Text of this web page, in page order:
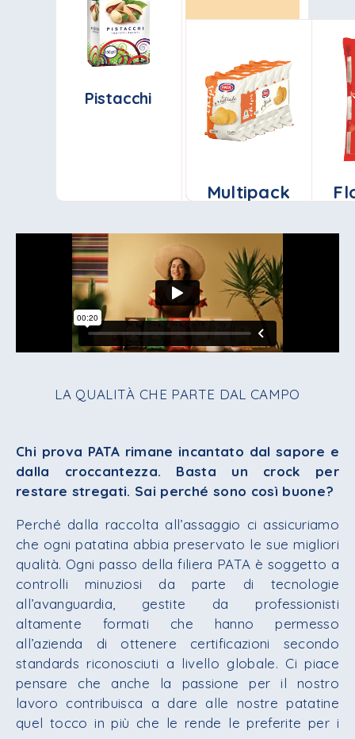
Pistacchi Misto salato
Multipack
LA QUALITÀ CHE PARTE DAL CAMPO
Chi prova PATA rimane incantato dal sapore e
dalla croccantezza. Basta un crock per
restare stregati. Sai perché sono così buone?
Perché dalla raccolta all’assaggio ci assicuriamo
che ogni patatina abbia preservato le sue migliori
qualità. Ogni passo della filiera PATA è soggetto a
controlli minuziosi da parte di tecnologie
all’avanguardia, gestite da professionisti
altamente formati che hanno permesso
all’azienda di ottenere certificazioni secondo
standards riconosciuti a livello globale. Ci piace
pensare che anche la passione per il nostro
lavoro contribuisca a dare alle nostre patatine
quel tocco in più che le rende le preferite per i